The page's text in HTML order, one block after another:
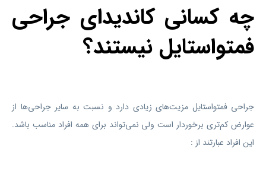
چه کسانی کاندیدای جراحی
فمتواستایل نیستند؟
جراحی فمتواستایل مزیت‌های زیادی دارد و نسبت به سایر جراحی‌ها از
عوارض کم‌تری برخوردار است ولی نمی‌تواند برای همه افراد مناسب باشد.
این افراد عبارتند از :